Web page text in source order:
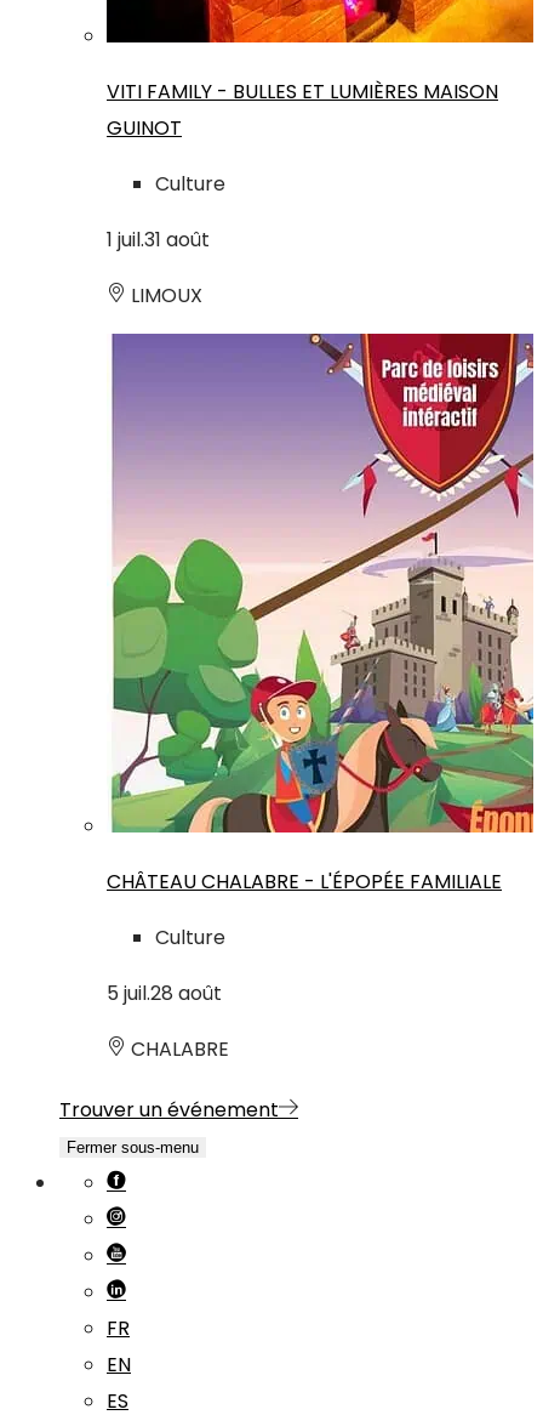
VITI FAMILY - BULLES ET LUMIÈRES MAISON
GUINOT
Culture
1 juil.31 août
LIMOUX
CHÂTEAU CHALABRE - L'ÉPOPÉE FAMILIALE
Culture
5 juil.28 août
CHALABRE
Trouver un événement
Fermer sous-menu
FR
EN
ES